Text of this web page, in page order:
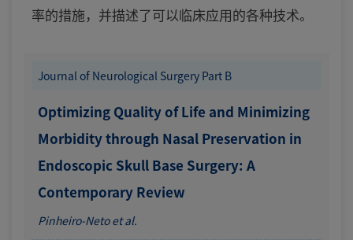
率的措施，并描述了可以临床应用的各种技术。
Journal of Neurological Surgery Part B
Optimizing Quality of Life and Minimizing
Morbidity through Nasal Preservation in
Endoscopic Skull Base Surgery: A
Contemporary Review
Pinheiro-Neto et al.